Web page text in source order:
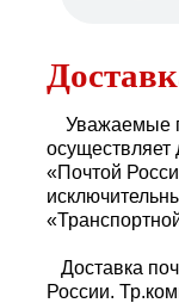
Уважаемые
осуществляет
«Почтой
Доставка
России.